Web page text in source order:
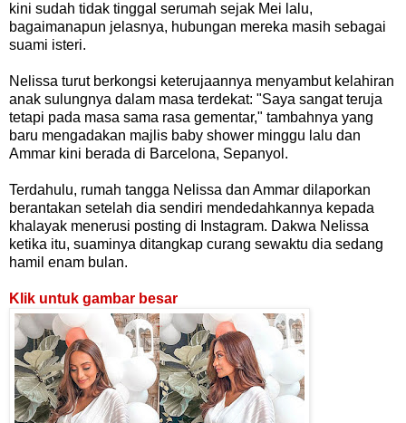
kini sudah tidak tinggal serumah sejak Mei lalu,
bagaimanapun jelasnya, hubungan mereka masih sebagai
suami isteri.
Nelissa turut berkongsi keterujaannya menyambut kelahiran
anak sulungnya dalam masa terdekat: "Saya sangat teruja
tetapi pada masa sama rasa gementar," tambahnya yang
baru mengadakan majlis baby shower minggu lalu dan
Ammar kini berada di Barcelona, Sepanyol.
Terdahulu, rumah tangga Nelissa dan Ammar dilaporkan
berantakan setelah dia sendiri mendedahkannya kepada
khalayak menerusi posting di Instagram. Dakwa Nelissa
ketika itu, suaminya ditangkap curang sewaktu dia sedang
hamil enam bulan.
Klik untuk gambar besar